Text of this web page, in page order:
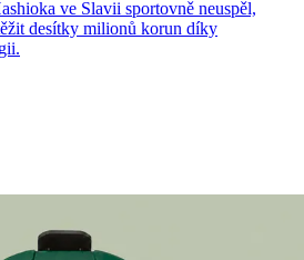
ve Slavii sportovně neuspěl,
desítky milionů korun díky